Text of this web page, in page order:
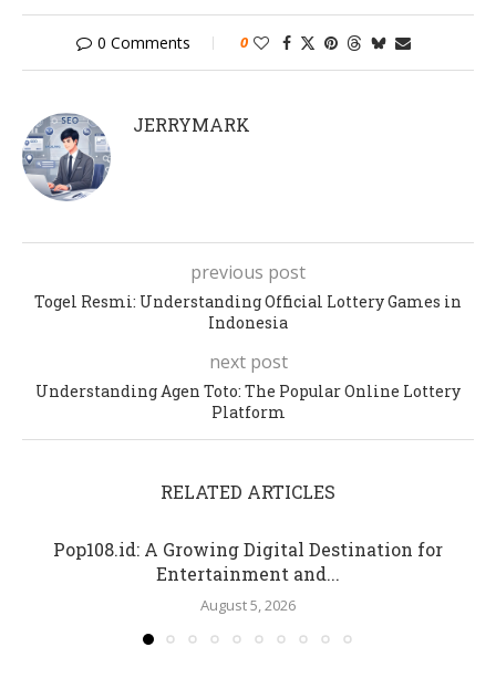
0 Comments 0
JERRYMARK
previous post
Togel Resmi: Understanding Official Lottery Games in
Indonesia
next post
Understanding Agen Toto: The Popular Online Lottery
Platform
RELATED ARTICLES
Pop108.id: A Growing Digital Destination for
Entertainment and...
August 5, 2026